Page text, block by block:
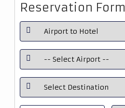
Reservation Form